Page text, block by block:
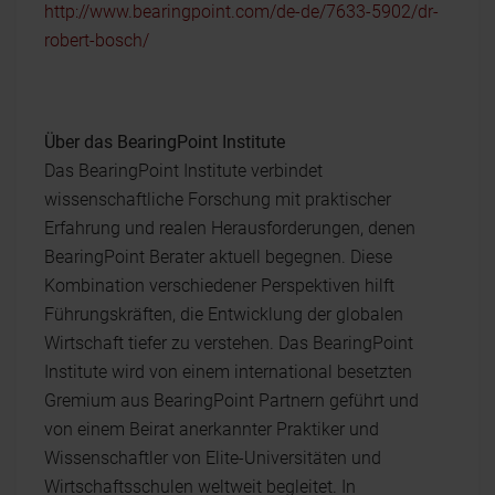
http://www.bearingpoint.com/de-de/7633-5902/dr-
robert-bosch/
Über das BearingPoint Institute
Das BearingPoint Institute verbindet
wissenschaftliche Forschung mit praktischer
Erfahrung und realen Herausforderungen, denen
BearingPoint Berater aktuell begegnen. Diese
Kombination verschiedener Perspektiven hilft
Führungskräften, die Entwicklung der globalen
Wirtschaft tiefer zu verstehen. Das BearingPoint
Institute wird von einem international besetzten
Gremium aus BearingPoint Partnern geführt und
von einem Beirat anerkannter Praktiker und
Wissenschaftler von Elite-Universitäten und
Wirtschaftsschulen weltweit begleitet. In